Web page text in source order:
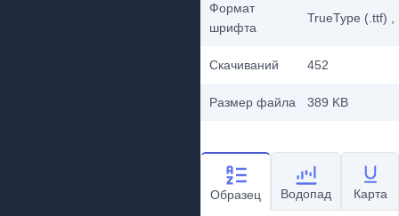
Формат
шрифта
TrueType (.ttf)
Скачиваний 452
Размер файла 389 KB
Образец Водопад Карта